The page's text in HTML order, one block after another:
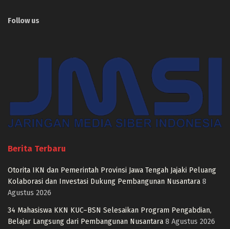
Follow us
Berita Terbaru
Otorita IKN dan Pemerintah Provinsi Jawa Tengah Jajaki Peluang
Kolaborasi dan Investasi Dukung Pembangunan Nusantara 8
Agustus 2026
34 Mahasiswa KKN KUC–BSN Selesaikan Program Pengabdian,
Belajar Langsung dari Pembangunan Nusantara 8 Agustus 2026